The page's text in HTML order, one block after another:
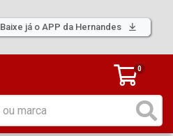
Baixe já o APP da Hernandes
0